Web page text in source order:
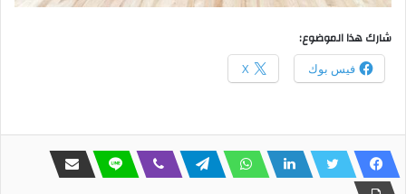
شارك هذا الموضوع:
فيس بوك X